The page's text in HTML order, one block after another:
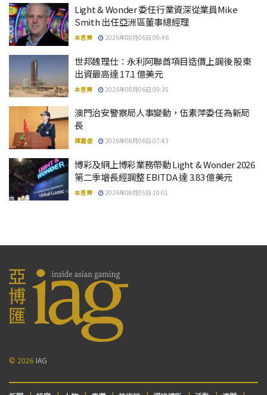
Light & Wonder 委任行業資深從業員Mike
Smith 出任亞洲區董事總經理
本思齊 2026年08月06日 09:46
世邦魏理仕：永利阿聯酋項目造價上調後 股東
出資最高達 17.1 億美元
本思齊 2026年08月06日 09:35
澳門治安警察局人事變動，伍素萍委任為新局
長
陳嘉俊 2026年08月06日 07:43
博彩及網上博彩業務帶動 Light & Wonder 2026
第二季增長經調整 EBITDA 達 3.83 億美元
本思齊 2026年08月05日 10:01
© 2026 IAG